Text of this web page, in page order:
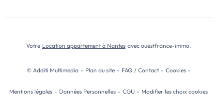
Votre Location appartement à Nantes avec ouestfrance-immo.
© Additi Multimedia - Plan du site - FAQ / Contact - Cookies -
Mentions légales - Données Personnelles - CGU - Modifier les choix cookies